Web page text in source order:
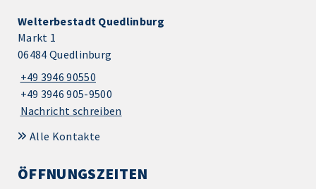
Welterbestadt Quedlinburg
Markt 1
06484 Quedlinburg
+49 3946 90550
+49 3946 905-9500
Nachricht schreiben
Alle Kontakte
ÖFFNUNGSZEITEN